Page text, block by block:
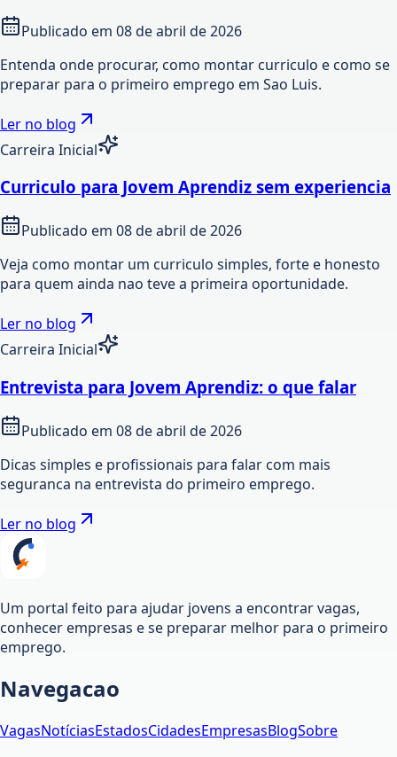
Publicado em 08 de abril de 2026
Entenda onde procurar, como montar curriculo e como se
preparar para o primeiro emprego em Sao Luis.
Ler no blog
Carreira Inicial
Curriculo para Jovem Aprendiz sem experiencia
Publicado em 08 de abril de 2026
Veja como montar um curriculo simples, forte e honesto
para quem ainda nao teve a primeira oportunidade.
Ler no blog
Carreira Inicial
Entrevista para Jovem Aprendiz: o que falar
Publicado em 08 de abril de 2026
Dicas simples e profissionais para falar com mais
seguranca na entrevista do primeiro emprego.
Ler no blog
Um portal feito para ajudar jovens a encontrar vagas,
conhecer empresas e se preparar melhor para o primeiro
emprego.
Navegacao
VagasNotíciasEstadosCidadesEmpresasBlogSobre